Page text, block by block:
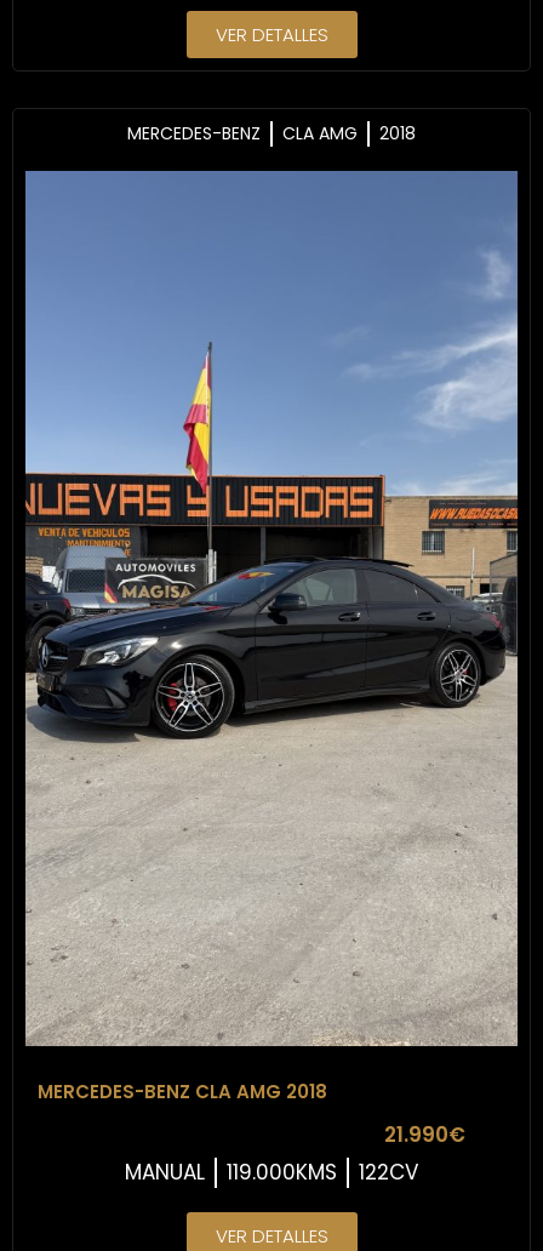
VER DETALLES
MERCEDES-BENZ CLA AMG 2018
MERCEDES-BENZ CLA AMG 2018
21.990€
MANUAL
119.000KMS 122CV
VER DETALLES